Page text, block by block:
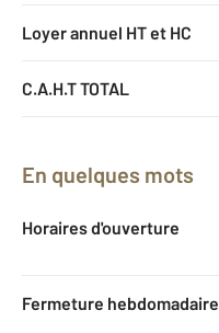
Loyer annuel HT et HC
C.A.H.T TOTAL
En quelques mots
Horaires d'ouverture
Fermeture hebdomadaire